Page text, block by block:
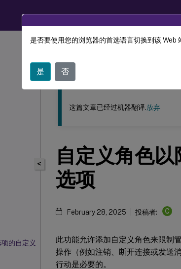
的自定义
此内容已经过机器动态翻译。
<
这篇文章已经过机器翻译.放弃
自定义角色
选项
February 28, 2025 投稿者: C
此功能允许添加自定义角色来限制
操作（例如注销、断开连接或发送
行动是必要的。
是否要使用您的浏览器的首选语言切换到该 Web
是 否